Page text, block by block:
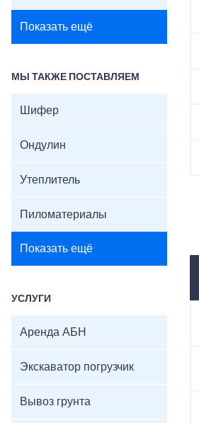
Показать ещё
МЫ ТАКЖЕ ПОСТАВЛЯЕМ
Шифер
Ондулин
Утеплитель
Пиломатериалы
Показать ещё
УСЛУГИ
Аренда АБН
Экскаватор погрузчик
Вывоз грунта